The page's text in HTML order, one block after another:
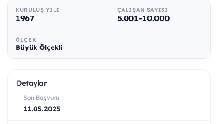
KURULUŞ YILI
1967
ÇALIŞAN SAYISI
5.001-10.000
ÖLÇEK
Büyük Ölçekli
Detaylar
Son Başvuru
11.05.2025